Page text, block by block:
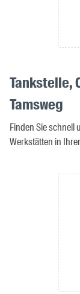
Tankstelle,
Tamsweg
Finden Sie schnell
Werkstätten in